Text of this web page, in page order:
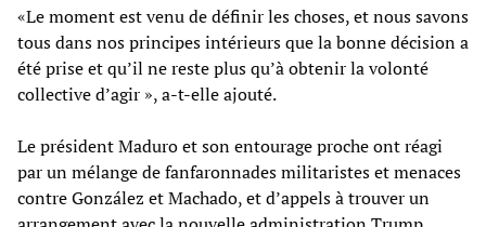
«Le moment est venu de définir les choses, et nous savons
tous dans nos principes intérieurs que la bonne décision a
été prise et qu’il ne reste plus qu’à obtenir la volonté
collective d’agir », a-t-elle ajouté.
Le président Maduro et son entourage proche ont réagi
par un mélange de fanfaronnades militaristes et menaces
contre González et Machado, et d’appels à trouver un